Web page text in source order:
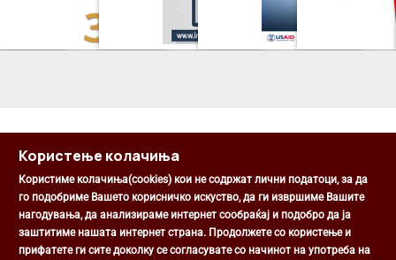
Општина Центар
Михаил Цоков бр. 1, Скопје
Користење колачиња
Користиме колачиња(cookies) кои не содржат лични податоци, за да
го подобриме Вашето корисничко искуство, да ги извршиме Вашите
нагодувања, да анализираме интернет сообраќај и подобро да ја
заштитиме нашата интернет страна. Продолжете со користење и
прифатете ги сите доколку се согласувате со начинот на употреба на